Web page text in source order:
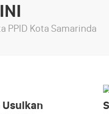
PPID Kota Samarinda
Usulkan